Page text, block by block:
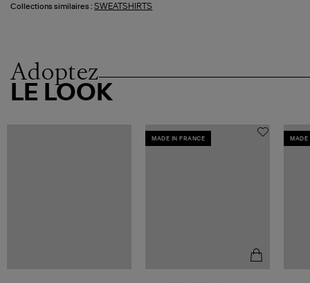
Collections similaires : SWEATSHIRTS
Adoptez
LE LOOK
MADE IN FRANCE MADE